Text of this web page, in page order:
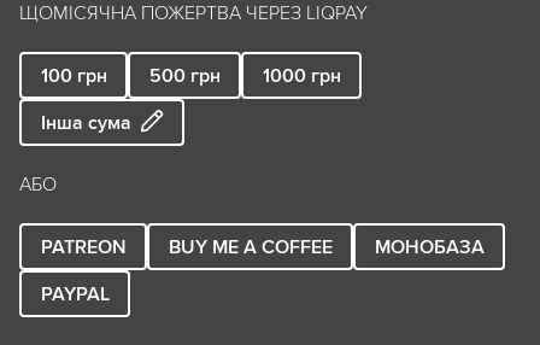
ЩОМІСЯЧНА ПОЖЕРТВА ЧЕРЕЗ LIQPAY
100 грн 500 грн 1000 грн
Інша сума
АБО
PATREON BUY ME A COFFEE
МОНОБАЗА
PAYPAL